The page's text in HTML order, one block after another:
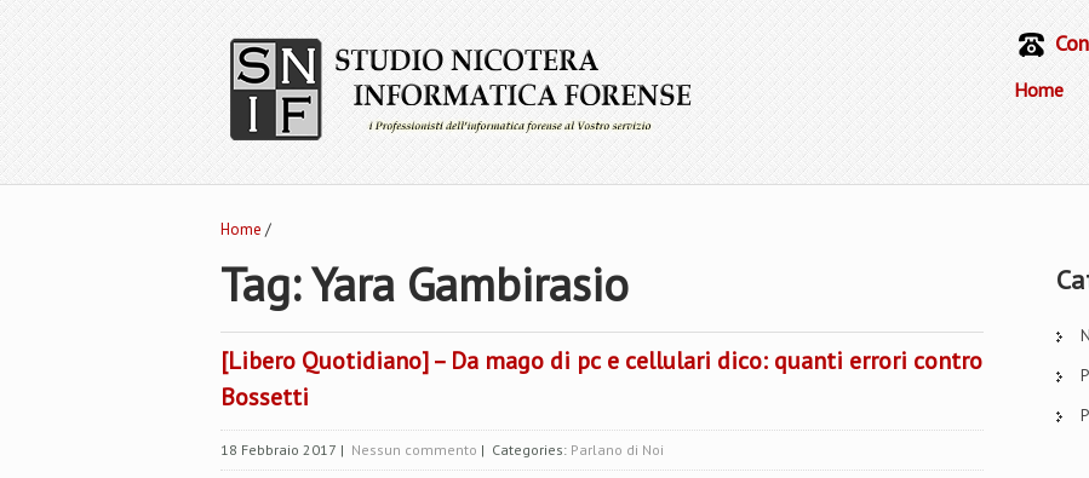
Home
Home /
Tag: Yara Gambirasio
[Libero Quotidiano] – Da mago di pc e cellulari dico: quanti errori contro
Bossetti
18 Febbraio 2017 | Nessun commento | Categories: Parlano di Noi